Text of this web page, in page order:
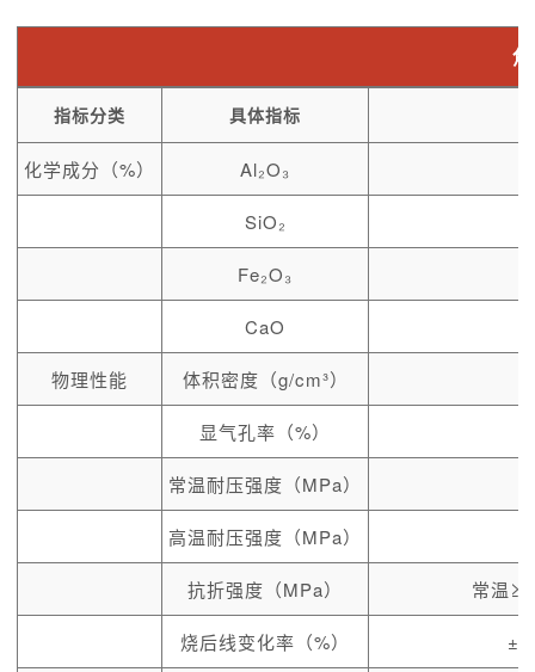
指标分类 具体指标
化学成分（%） Al₂O₃
SiO₂
Fe₂O₃
CaO
物理性能 体积密度（g/cm³）
显气孔率（%）
常温耐压强度（MPa）
高温耐压强度（MPa）
抗折强度（MPa） 常温
烧后线变化率（%）